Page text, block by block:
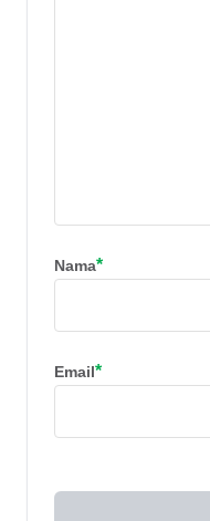
Nama*
Email*